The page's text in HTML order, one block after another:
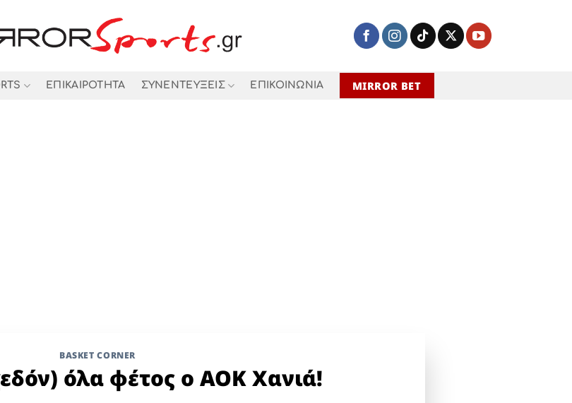
ΕΠΙΚΑΙΡΟΤΗΤΑ ΣΥΝΕΝΤΕΥΞΕΙΣ ΕΠΙΚΟΙΝΩΝΙΑ MIRROR BET
BASKET CORNER
όλα φέτος ο ΑΟΚ Χανιά!